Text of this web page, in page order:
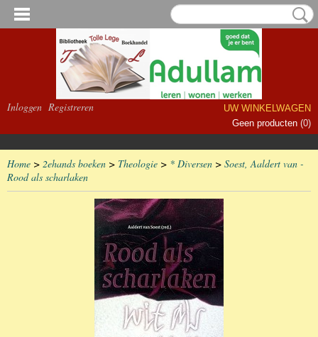
Inloggen Registreren
UW WINKELWAGEN
Geen producten (0)
Home > 2ehands boeken > Theologie > * Diversen > Soest, Aaldert van -
Rood als scharlaken